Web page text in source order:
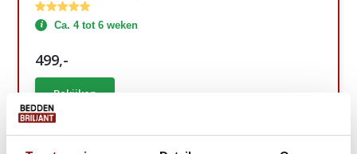
Ca. 4 tot 6 weken
499,-
Bekijken